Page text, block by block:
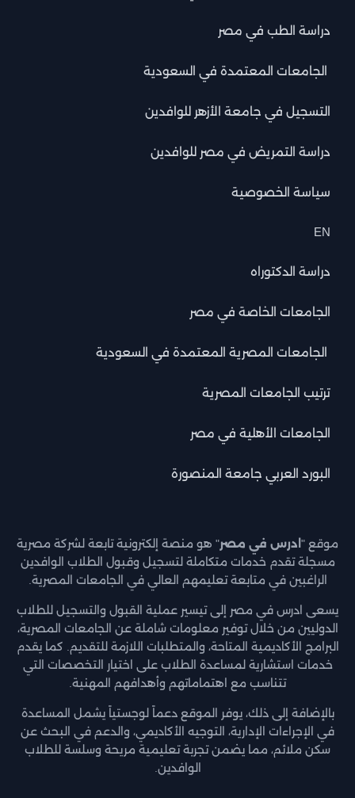
دراسة الطب في مصر
الجامعات المعتمدة في السعودية
التسجيل في جامعة الأزهر للوافدين
دراسة التمريض في مصر للوافدين
سياسة الخصوصية
EN
دراسة الدكتوراه
الجامعات الخاصة في مصر
الجامعات المصرية المعتمدة في السعودية
ترتيب الجامعات المصرية
الجامعات الأهلية في مصر
البورد العربي جامعة المنصورة
موقع " ادرس في مصر" هو منصة إلكترونية تابعة لشركة مصرية
مسجلة تقدم خدمات متكاملة لتسجيل وقبول الطلاب الوافدين
الراغبين في متابعة تعليمهم العالي في الجامعات المصرية.
يسعى ادرس في مصر إلى تيسير عملية القبول والتسجيل للطلاب
الدوليين من خلال توفير معلومات شاملة عن الجامعات المصرية،
البرامج الأكاديمية المتاحة، والمتطلبات اللازمة للتقديم. كما يقدم
خدمات استشارية لمساعدة الطلاب على اختيار التخصصات التي
تتناسب مع اهتماماتهم وأهدافهم المهنية.
بالإضافة إلى ذلك، يوفر الموقع دعماً لوجستياً يشمل المساعدة
في الإجراءات الإدارية، التوجيه الأكاديمي، والدعم في البحث عن
سكن ملائم، مما يضمن تجربة تعليمية مريحة وسلسة للطلاب
الوافدين.